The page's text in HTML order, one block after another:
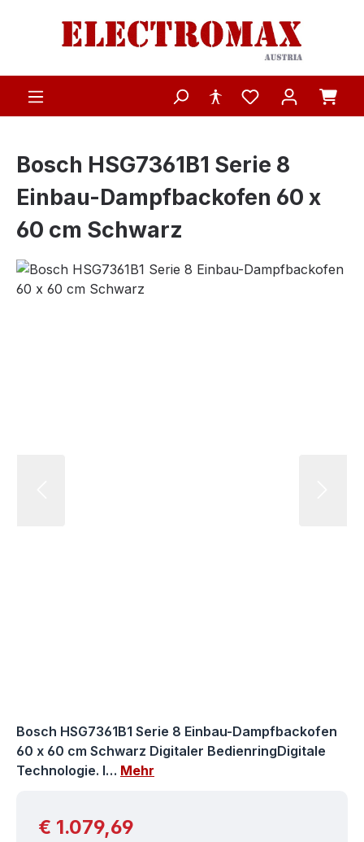
Zum Hauptinhalt springen
Bosch HSG7361B1 Serie 8
Einbau-Dampfbackofen 60 x
60 cm Schwarz
Bildergalerie überspringen
Bosch HSG7361B1 Serie 8 Einbau-Dampfbackofen
60 x 60 cm Schwarz Digitaler BedienringDigitale
Technologie. I… Mehr
Regulärer Preis:
€ 1.079,69